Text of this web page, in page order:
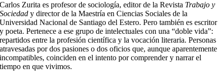
Carlos Zurita es profesor de sociología, editor de la Revista Trabajo y
Sociedad y director de la Maestría en Ciencias Sociales de la
Universidad Nacional de Santiago del Estero. Pero también es escritor
y poeta. Pertenece a ese grupo de intelectuales con una “doble vida”:
repartidos entre la profesión científica y la vocación literaria. Personas
atravesadas por dos pasiones o dos oficios que, aunque aparentemente
incompatibles, coinciden en el intento por comprender y narrar el
tiempo en que vivimos.